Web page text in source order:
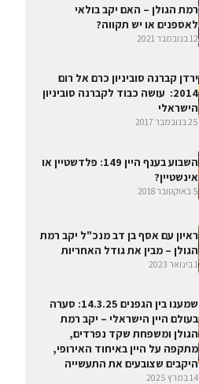
רמת הגולן – האם יקב בולאי
לאספנים או יש תקווה?
12 בנובמבר 2021
ירדן קברנה סוביניון כרם אל רום
2014: עושה כבוד לקברנה סוביניון
הישראלי
25 בנובמבר 2017
השבוע בענף היין 149: פלדשטיין או
אינשטיין?
5 באוקטובר 2018
ראיון עם אסף בן דב מנכ"ל יקב רמת
הגולן – מבין את גודל האחריות
1 בינואר 2023
שמענו בין הגפנים 14.3.25: סערה
בעולם היין הישראלי – יקב רמת
הגולן ומשפחת שקד נפרדים,
מתקפה על היין באיחוד האירופי,
היקבים שצובעים את התעשייה
14 במרץ 2025